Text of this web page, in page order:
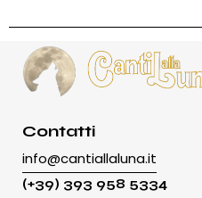
Contatti
info@cantiallaluna.it
(+39) 393 958 5334